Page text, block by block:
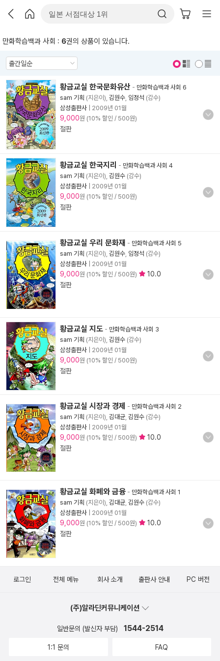
만화학습백과 사회 : 6권의 상품이 있습니다.
황금교실 한국문화유산 - 만화학습백과 사회 6
sam 기획 (지은이), 김원수 임정석 (감수)
삼성출판사
2009년 01월
9,000원 (10% 할인 / 500원)
절판
황금교실 한국지리 - 만화학습백과 사회 4
sam 기획 (지은이), 김원수 (감수)
삼성출판사
2009년 01월
9,000원 (10% 할인 / 500원)
절판
황금교실 우리 문화재 - 만화학습백과 사회 5
sam 기획 (지은이), 김원수 임정석 (감수)
삼성출판사
2009년 01월
9,000원 (10% 할인 / 500원)
10.0
절판
황금교실 지도 - 만화학습백과 사회 3
sam 기획 (지은이), 김원수 (감수)
삼성출판사
2009년 01월
9,000원 (10% 할인 / 500원)
절판
황금교실 시장과 경제 - 만화학습백과 사회 2
sam 기획 (지은이), 김대균 김원수 (감수)
삼성출판사
2009년 01월
9,000원 (10% 할인 / 500원)
10.0
절판
황금교실 화폐와 금융 - 만화학습백과 사회 1
sam 기획 (지은이), 김대균 김원수 (감수)
삼성출판사
2009년 01월
9,000원 (10% 할인 / 500원)
10.0
절판
로그인 전체 메뉴 회사 소개 출판사 안내 PC 버전
(주)알라딘커뮤니케이션
일반문의 (발신자 부담) 1544-2514
1:1 문의 FAQ